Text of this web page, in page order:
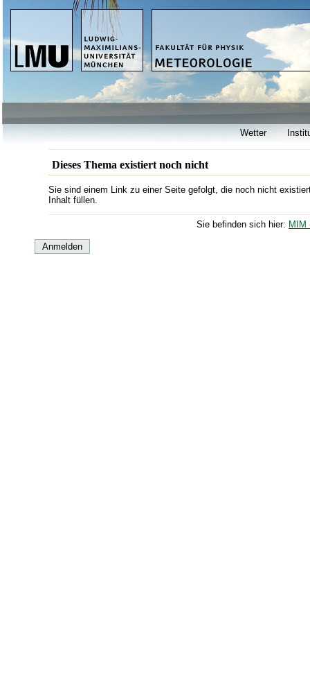
Wetter
Dieses Thema existiert noch nicht
Sie sind einem Link zu einer Seite gefolgt, die noch nicht
Inhalt füllen.
Sie befinden sich hier: MIM
Anmelden